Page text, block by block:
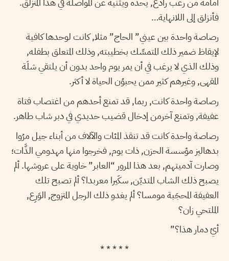
فأنزلق إلى اللانهاية…
رصاصة واحدة بين عيني” الحاج” مثلا, كانت لوحدها كافية
لإيقاظ ضمير ذلك المتمسِّك بخطيبته, وذلك المتعلق بطفله,
وذلك الذي لا يرغب في أن يمر يوم واحد بدون أن يلتقي شلَة
المقهى, وغيرهم كثير ممن يحبوُن الحياة لا أكثر.
رصاصة واحدة كانت, ربما, قد تمنع أحدهم من اغتصاب فتاة
عفيفة, وتمنع آخرمن إدخال قضيب حديدي في دبر شاب طاهر.
رصاصة واحدة كانت قد تنقذ المئات والآلاف من أبناء جيل مرُوا
بدهاليز مؤسسة الحزن, ذات يوم, فخرجوا منها مهدومي الذَّات؛
وصارت آدميتهم, بعد هذا المرور “العابر” خاوية على عروشها. ألم
يصبح ذلك الشاب المتديّن, سكَيرا معربدا؟ ألم تصبح تلك
العفيفة المحجَبة مومسا؟ ألم يغدو ذلك الرجل المتزوج, الوَرِع,
الملتحي زان؟
أيُ دمار هذا؟”
* * * * *